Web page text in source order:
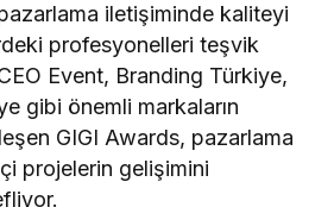
iletişiminde kaliteyi
profesyonelleri teşvik
Event, Branding Türkiye,
gibi önemli markaların
GIGI Awards, pazarlama
projelerin gelişimini